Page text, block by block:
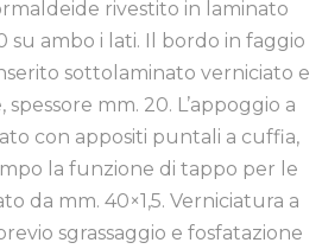
rivestito in laminato
su ambo i lati. Il bordo in faggio
sottolaminato verniciato e
mm. 20. L’appoggio a
con appositi puntali a cuffia,
la funzione di tappo per le
da mm. 40×1,5. Verniciatura a
sgrassaggio e fosfatazione